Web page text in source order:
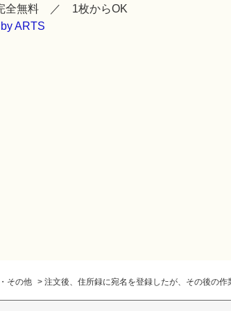
全無料 ／ 1枚からOK
その他 > 注文後、住所録に宛名を登録したが、その後の作